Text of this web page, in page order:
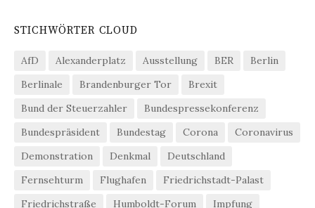
STICHWÖRTER CLOUD
AfD Alexanderplatz Ausstellung BER
Berlin
Berlinale
Brandenburger Tor
Brexit
Bund der Steuerzahler
Bundespressekonferenz
Bundespräsident
Bundestag Corona
Coronavirus
Demonstration
Denkmal
Deutschland
Fernsehturm
Flughafen
Friedrichstadt-Palast
Friedrichstraße
Humboldt-Forum Impfung